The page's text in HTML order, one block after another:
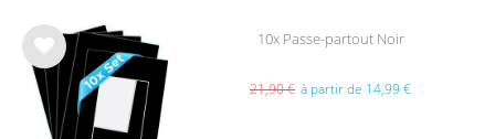
List
e de
sou
hait
10x Passe-partout Noir
21,90 € à partir de 14,99 €